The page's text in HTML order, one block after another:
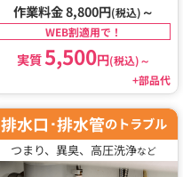
作業料金 8,800円(税込) ～
WEB割適用で！
実質5,500円(税込)～
+部品代
排水口･排水管のトラブル
つまり、異臭、高圧洗浄など